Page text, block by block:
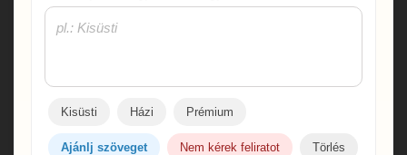
Kisüsti Házi Prémium
Ajánlj szöveget Nem kérek feliratot Törlés